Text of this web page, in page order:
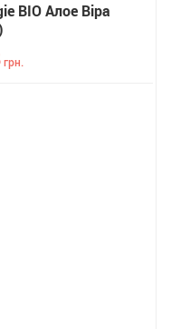
BIO Алое Віра
грн.